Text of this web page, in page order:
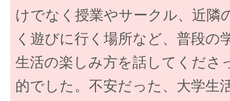
けでなく授業やサークル、近隣
く遊びに行く場所など、普段の
生活の楽しみ方を話してくださ
的でした。不安だった、大学生